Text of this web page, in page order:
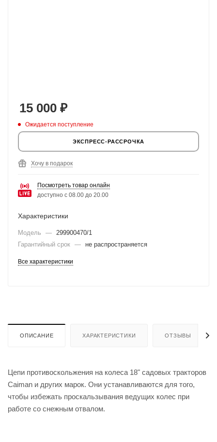
15 000 ₽
Ожидается поступление
ЭКСПРЕСС-РАССРОЧКА
Хочу в подарок
Посмотреть товар онлайн
доступно с 08.00 до 20.00
Характеристики
Модель —
299900470/1
Гарантийный срок — не распространяется
Все характеристики
ОПИСАНИЕ ХАРАКТЕРИСТИКИ ОТЗЫВЫ
Цепи противоскольжения на колеса 18" садовых тракторов
Caiman и других марок. Они устанавливаются для того,
чтобы избежать проскальзывания ведущих колес при
работе со снежным отвалом.